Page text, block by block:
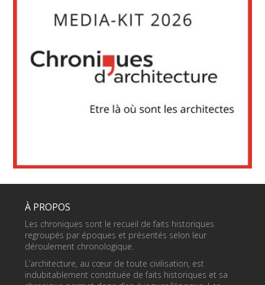
À PROPOS
Les chroniques sont le recueil de faits historiques
regroupés par époques et présentés selon leur
déroulement chronologique.
L’architecture, au cœur de toute civilisation, est
indubitablement constituée de faits historiques et sa